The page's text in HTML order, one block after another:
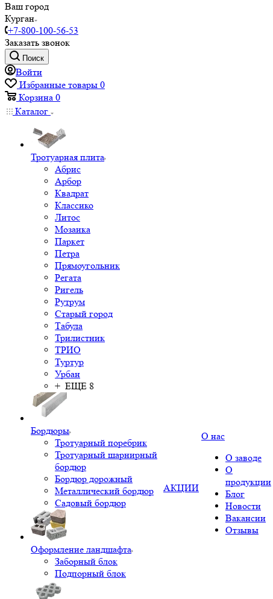
Ваш город
Курган
+7-800-100-56-53
Заказать звонок
Поиск
Войти
Избранные товары 0
Корзина 0
Каталог
Тротуарная плита
Абрис
Арбор
Квадрат
Классико
Литос
Мозаика
Паркет
Петра
Прямоугольник
Регата
Ригель
Рутрум
Старый город
Табула
Трилистник
ТРИО
Туртур
Урбан
+ ЕЩЕ 8
Бордюры
Тротуарный поребрик
Тротуарный шарнирный
бордюр
Бордюр дорожный
Металлический бордюр
Садовый бордюр
Оформление ландшафта
Заборный блок
Подпорный блок
АКЦИИ
О нас
О заводе
О
продукции
Блог
Новости
Вакансии
Отзывы